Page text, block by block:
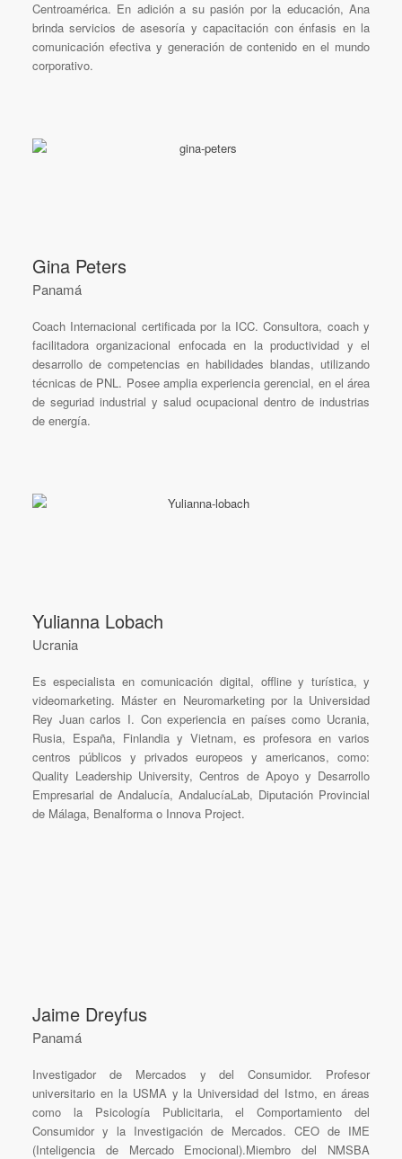
Centroamérica. En adición a su pasión por la educación, Ana
brinda servicios de asesoría y capacitación con énfasis en la
comunicación efectiva y generación de contenido en el mundo
corporativo.
Gina Peters
Panamá
Coach Internacional certificada por la ICC. Consultora, coach y
facilitadora organizacional enfocada en la productividad y el
desarrollo de competencias en habilidades blandas, utilizando
técnicas de PNL. Posee amplia experiencia gerencial, en el área
de seguriad industrial y salud ocupacional dentro de industrias
de energía.
Yulianna Lobach
Ucrania
Es especialista en comunicación digital, offline y turística, y
videomarketing. Máster en Neuromarketing por la Universidad
Rey Juan carlos I. Con experiencia en países como Ucrania,
Rusia, España, Finlandia y Vietnam, es profesora en varios
centros públicos y privados europeos y americanos, como:
Quality Leadership University, Centros de Apoyo y Desarrollo
Empresarial de Andalucía, AndalucíaLab, Diputación Provincial
de Málaga, Benalforma o Innova Project.
Jaime Dreyfus
Panamá
Investigador de Mercados y del Consumidor. Profesor
universitario en la USMA y la Universidad del Istmo, en áreas
como la Psicología Publicitaria, el Comportamiento del
Consumidor y la Investigación de Mercados. CEO de IME
(Inteligencia de Mercado Emocional).Miembro del NMSBA